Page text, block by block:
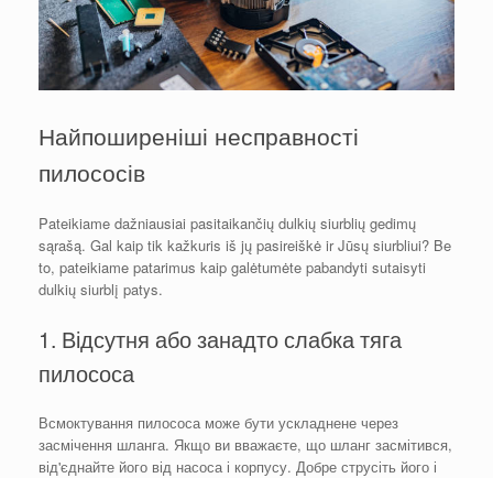
Найпоширеніші несправності
пилососів
Pateikiame dažniausiai pasitaikančių dulkių siurblių gedimų
sąrašą. Gal kaip tik kažkuris iš jų pasireiškė ir Jūsų siurbliui? Be
to, pateikiame patarimus kaip galėtumėte pabandyti sutaisyti
dulkių siurblį patys.
1. Відсутня або занадто слабка тяга
пилососа
Всмоктування пилососа може бути ускладнене через
засмічення шланга. Якщо ви вважаєте, що шланг засмітився,
від'єднайте його від насоса і корпусу. Добре струсіть його і